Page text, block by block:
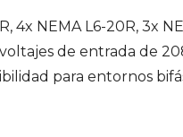
4x NEMA L6-20R, 3x
voltajes de entrada de
para entornos